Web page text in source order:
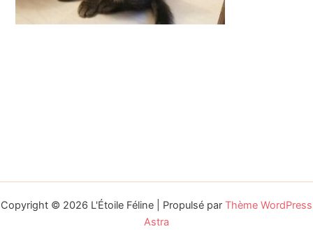
Copyright © 2026 L'Étoile Féline | Propulsé par Thème WordPress
Astra